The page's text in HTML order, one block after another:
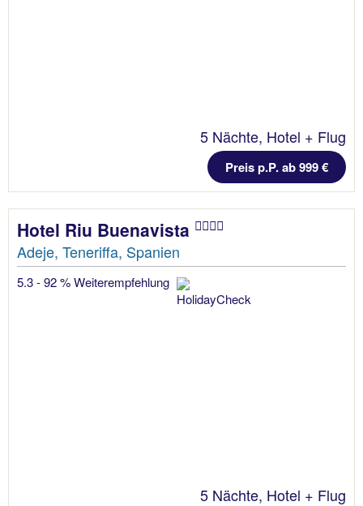
5 Nächte, Hotel + Flug
Preis p.P. ab 999 €
Hotel Riu Buenavista
Adeje, Teneriffa, Spanien
5.3 - 92 % Weiterempfehlung
5 Nächte, Hotel + Flug